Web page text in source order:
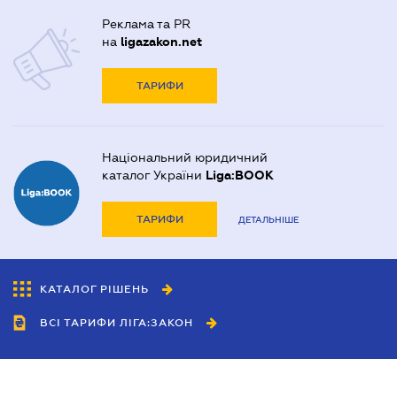
Реклама та PR
на ligazakon.net
ТАРИФИ
Національний юридичний
каталог України Liga:BOOK
ТАРИФИ ДЕТАЛЬНІШЕ
КАТАЛОГ РІШЕНЬ
ВСІ ТАРИФИ ЛІГА:ЗАКОН